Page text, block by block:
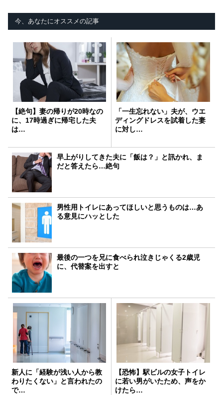
今、あなたにオススメの記事
【絶句】妻の帰りが20時なの
に、17時過ぎに帰宅した夫
は…
「一生忘れない」夫が、ウエ
ディングドレスを試着した妻
に対し…
早上がりしてきた夫に「飯は？」と訊かれ、ま
だと答えたら…絶句
男性用トイレにあってほしいと思うものは…あ
る意見にハッとした
最後の一つを兄に食べられ泣きじゃくる2歳児
に、代替案を出すと
新人に「経験が浅い人から教
わりたくない」と言われたの
で…
【恐怖】駅ビルの女子トイレ
に若い男がいたため、声をか
けたら…